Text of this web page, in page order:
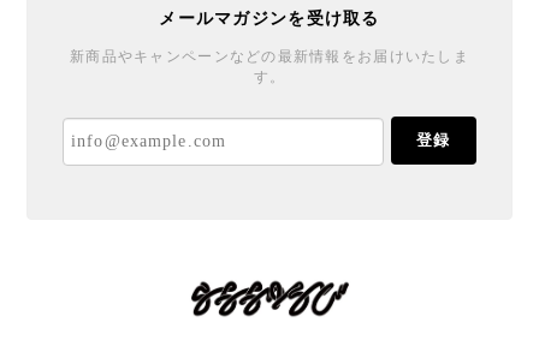
メールマガジンを受け取る
新商品やキャンペーンなどの最新情報をお届けいたしま
す。
登録